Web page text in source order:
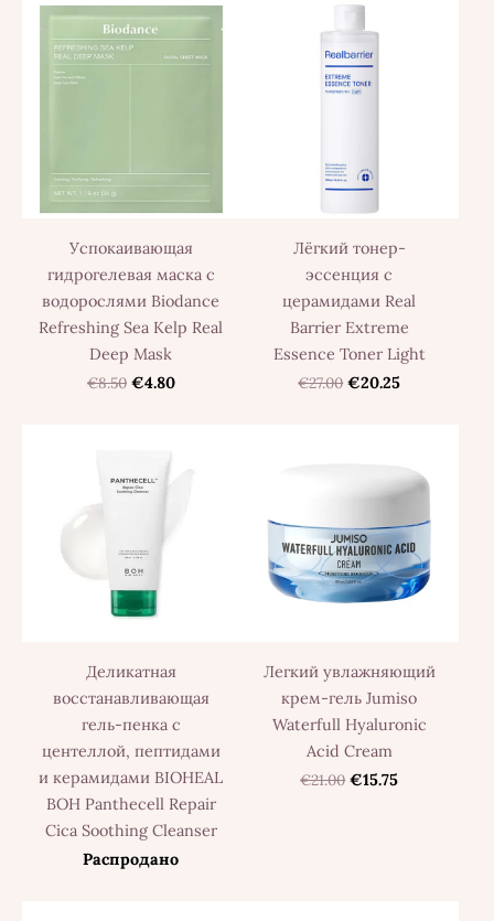
Успокаивающая
гидрогелевая маска с
водорослями Biodance
Refreshing Sea Kelp Real
Deep Mask
€8.50 €4.80
Лёгкий тонер-
эссенция с
церамидами Real
Barrier Extreme
Essence Toner Light
€27.00 €20.25
Деликатная
восстанавливающая
гель-пенка с
центеллой, пептидами
и керамидами BIOHEAL
BOH Panthecell Repair
Cica Soothing Cleanser
Распродано
Легкий увлажняющий
крем-гель Jumiso
Waterfull Hyaluronic
Acid Cream
€21.00 €15.75